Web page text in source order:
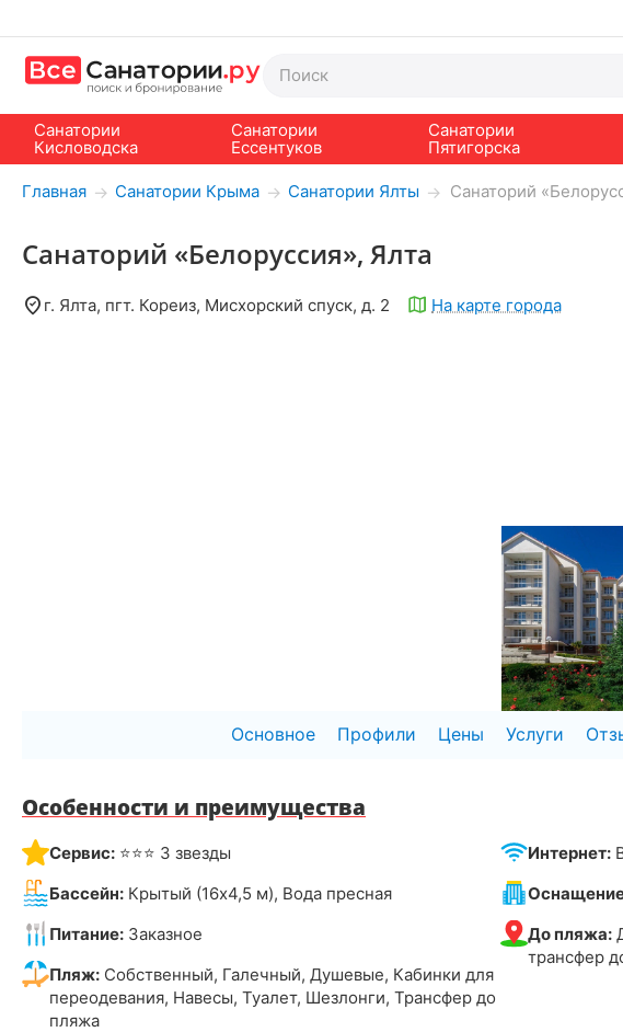
Санатории
Кисловодска
Санатории
Ессентуков
Санатории
Пятигорска
Главная → Санатории Крыма → Санатории Ялты → Санаторий
Санаторий «Белоруссия», Ялта
г. Ялта, пгт. Кореиз, Мисхорский спуск, д. 2 На карте города
Основное Профили Цены Услуги
Особенности и преимущества
Сервис: ⭐⭐⭐ 3 звезды
Бассейн: Крытый (16х4,5 м), Вода пресная
Питание: Заказное
Пляж: Собственный, Галечный, Душевые, Кабинки для
переодевания, Навесы, Туалет, Шезлонги, Трансфер до
пляжа
Интернет:
До пляжа:
трансфер